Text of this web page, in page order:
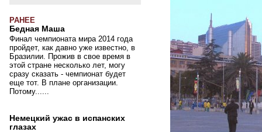
РАНЕЕ
Бедная Маша
Финал чемпионата мира 2014 года
пройдет, как давно уже известно, в
Бразилии. Прожив в свое время в
этой стране несколько лет, могу
сразу сказать - чемпионат будет
еще тот. В плане организации.
Потому......
Немецкий ужас в испанских
глазах